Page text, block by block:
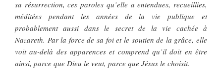
sa résurrection, ces paroles qu’elle a entendues, recueillies,
méditées pendant les années de la vie publique et
probablement aussi dans le secret de la vie cachée à
Nazareth. Par la force de sa foi et le soutien de la grâce, elle
voit au-delà des apparences et comprend qu’il doit en être
ainsi, parce que Dieu le veut, parce que Jésus le choisit.